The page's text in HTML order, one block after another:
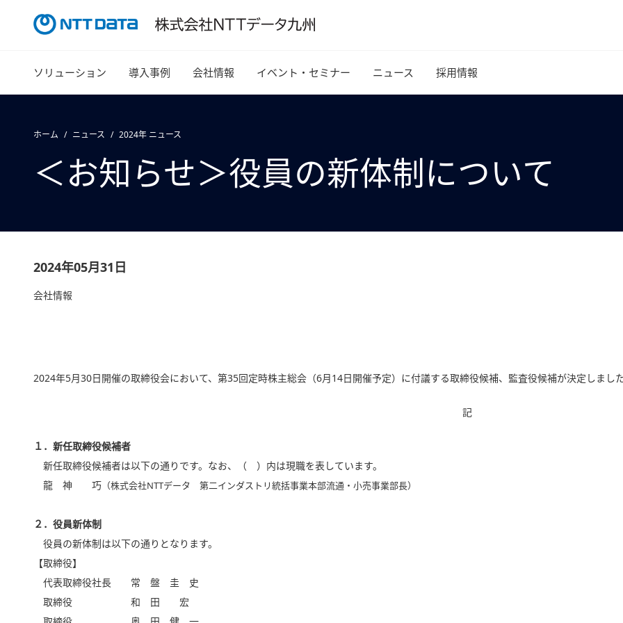
ソリューション 導入事例 会社情報 イベント・セミナー ニュース 採用情報
ホーム ニュース 2024年 ニュース
＜お知らせ＞役員の新体制について
2024年05月31日
会社情報
2024年5月30日開催の取締役会において、第35回定時株主総会（6月14日開催予定）に付議する取締役候補、監査役候補が決定しまし
記
１．新任取締役候補者
新任取締役候補者は以下の通りです。なお、（ ）内は現職を表しています。
龍 神 巧 （株式会社NTTデータ 第二インダストリ統括事業本部流通・小売事業部長）
２． 役員新体制
役員の新体制は以下の通りとなります。
【取締役】
代表取締役社長 常 盤 圭 史
取締役 和 田 宏